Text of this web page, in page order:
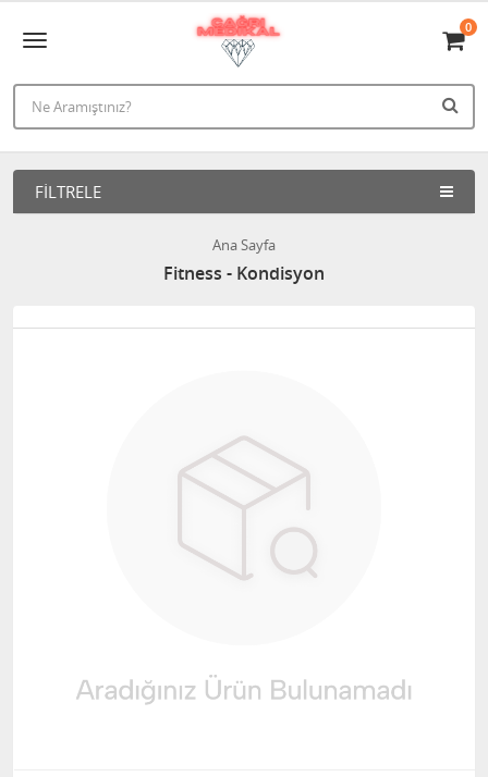
0
FILTRELE
Ana Sayfa
Fitness - Kondisyon